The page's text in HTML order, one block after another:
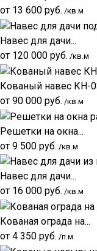
от 13 600 руб. /кв.м
Навес для дачи...
от 120 000 руб. /кв.м
Кованый навес КН-
от 90 000 руб. /кв.м
Решетки на окна...
от 9 500 руб. /кв.м
Навес для дачи...
от 16 000 руб. /кв.м
Кованая ограда на...
от 4 350 руб. /п.м